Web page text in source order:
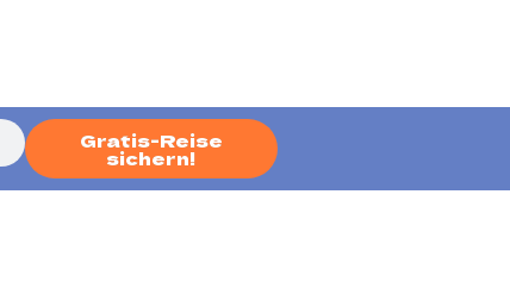
Gratis-Reise
sichern!